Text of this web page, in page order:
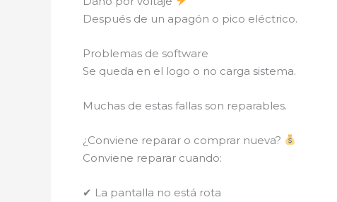
Después de un apagón o pico eléctrico.
Problemas de software
Se queda en el logo o no carga sistema.
Muchas de estas fallas son reparables.
¿Conviene reparar o comprar nueva?
Conviene reparar cuando:
✔ La pantalla no está rota